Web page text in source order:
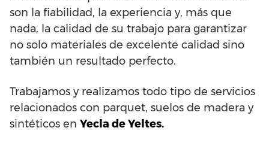
son la fiabilidad, la experiencia y, más que
nada, la calidad de su trabajo para garantizar
no solo materiales de excelente calidad sino
también un resultado perfecto.
Trabajamos y realizamos todo tipo de servicios
relacionados con parquet, suelos de madera y
sintéticos en Yecla de Yeltes.